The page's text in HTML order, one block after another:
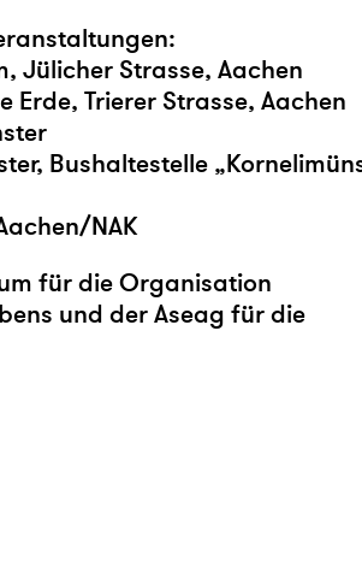
Jülicher Strasse, Aachen
Erde, Trierer Strasse, Aachen
Bushaltestelle
NAK
für die Organisation
und der Aseag für die